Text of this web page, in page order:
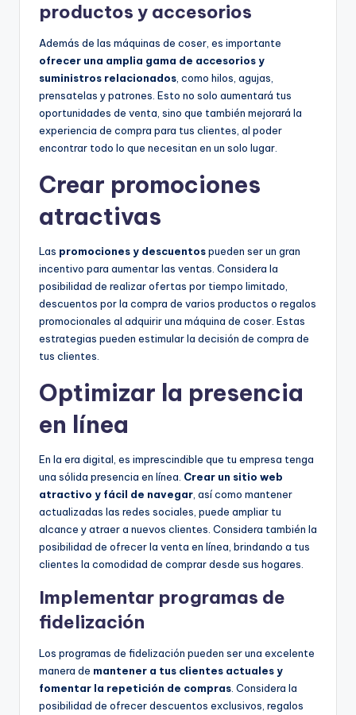
productos y accesorios
Además de las máquinas de coser, es importante
ofrecer una amplia gama de accesorios y
suministros relacionados , como hilos, agujas,
prensatelas y patrones. Esto no solo aumentará tus
oportunidades de venta, sino que también mejorará la
experiencia de compra para tus clientes, al poder
encontrar todo lo que necesitan en un solo lugar.
Crear promociones
atractivas
Las promociones y descuentospueden ser un gran
incentivo para aumentar las ventas. Considera la
posibilidad de realizar ofertas por tiempo limitado,
descuentos por la compra de varios productos o regalos
promocionales al adquirir una máquina de coser. Estas
estrategias pueden estimular la decisión de compra de
tus clientes.
Optimizar la presencia
en línea
En la era digital, es imprescindible que tu empresa tenga
una sólida presencia en línea. Crear un sitio web
atractivo y fácil de navegar , así como mantener
actualizadas las redes sociales, puede ampliar tu
alcance y atraer a nuevos clientes. Considera también la
posibilidad de ofrecer la venta en línea, brindando a tus
clientes la comodidad de comprar desde sus hogares.
Implementar programas de
fidelización
Los programas de fidelización pueden ser una excelente
manera de mantener a tus clientes actuales y
fomentar la repetición de compras . Considera la
posibilidad de ofrecer descuentos exclusivos, regalos